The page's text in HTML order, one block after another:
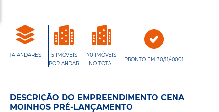
14 ANDARES
5 IMÓVEIS
POR ANDAR
70 IMÓVEIS
NO TOTAL
PRONTO EM 30/11/-0001
DESCRIÇÃO DO EMPREENDIMENTO CENA
MOINHOS PRÉ-LANÇAMENTO